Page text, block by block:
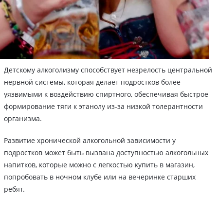
Детскому алкоголизму способствует незрелость центральной
нервной системы, которая делает подростков более
уязвимыми к воздействию спиртного, обеспечивая быстрое
формирование тяги к этанолу из-за низкой толерантности
организма.
Развитие хронической алкогольной зависимости у
подростков может быть вызвана доступностью алкогольных
напитков, которые можно с легкостью купить в магазин,
попробовать в ночном клубе или на вечеринке старших
ребят.